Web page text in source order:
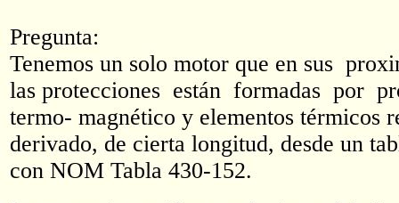
Pregunta:
Tenemos un solo motor que en sus
las protecciones están formadas por
termo- magnético y elementos térmicos
derivado, de cierta longitud, desde un
con NOM Tabla 430-152.